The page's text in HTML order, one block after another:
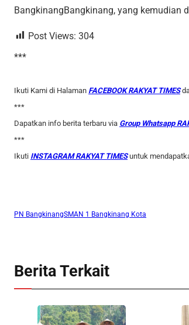
BangkinangBangkinang, yang kemudian
Post Views: 304
***
Ikuti Kami di Halaman FACEBOOK RAKYAT TIMES
***
Dapatkan info berita terbaru via Group Whatsapp
***
Ikuti INSTAGRAM RAKYAT TIMESuntuk
PN BangkinangSMAN 1 Bangkinang Kota
Berita Terkait